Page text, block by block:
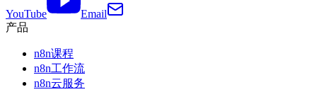
YouTube
Email
产品
n8n课程
n8n工作流
n8n云服务